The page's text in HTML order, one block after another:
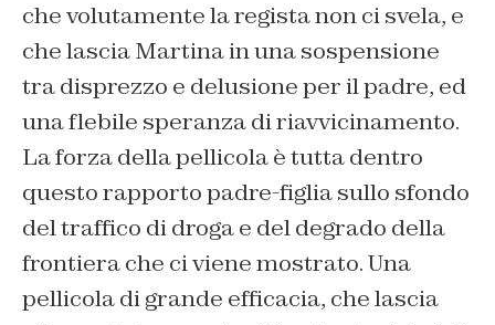
che volutamente la regista non ci svela, e
che lascia Martina in una sospensione
tra disprezzo e delusione per il padre, ed
una flebile speranza di riavvicinamento.
La forza della pellicola è tutta dentro
questo rapporto padre-figlia sullo sfondo
del traffico di droga e del degrado della
frontiera che ci viene mostrato. Una
pellicola di grande efficacia, che lascia